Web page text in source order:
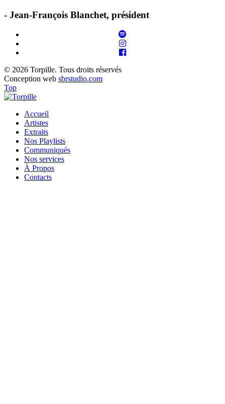
- Jean-François Blanchet, président
© 2026 Torpille. Tous droits réservés
Conception web sbrstudio.com
Top
Accueil
Artistes
Extraits
Nos Playlists
Communiqués
Nos services
À Propos
Contacts